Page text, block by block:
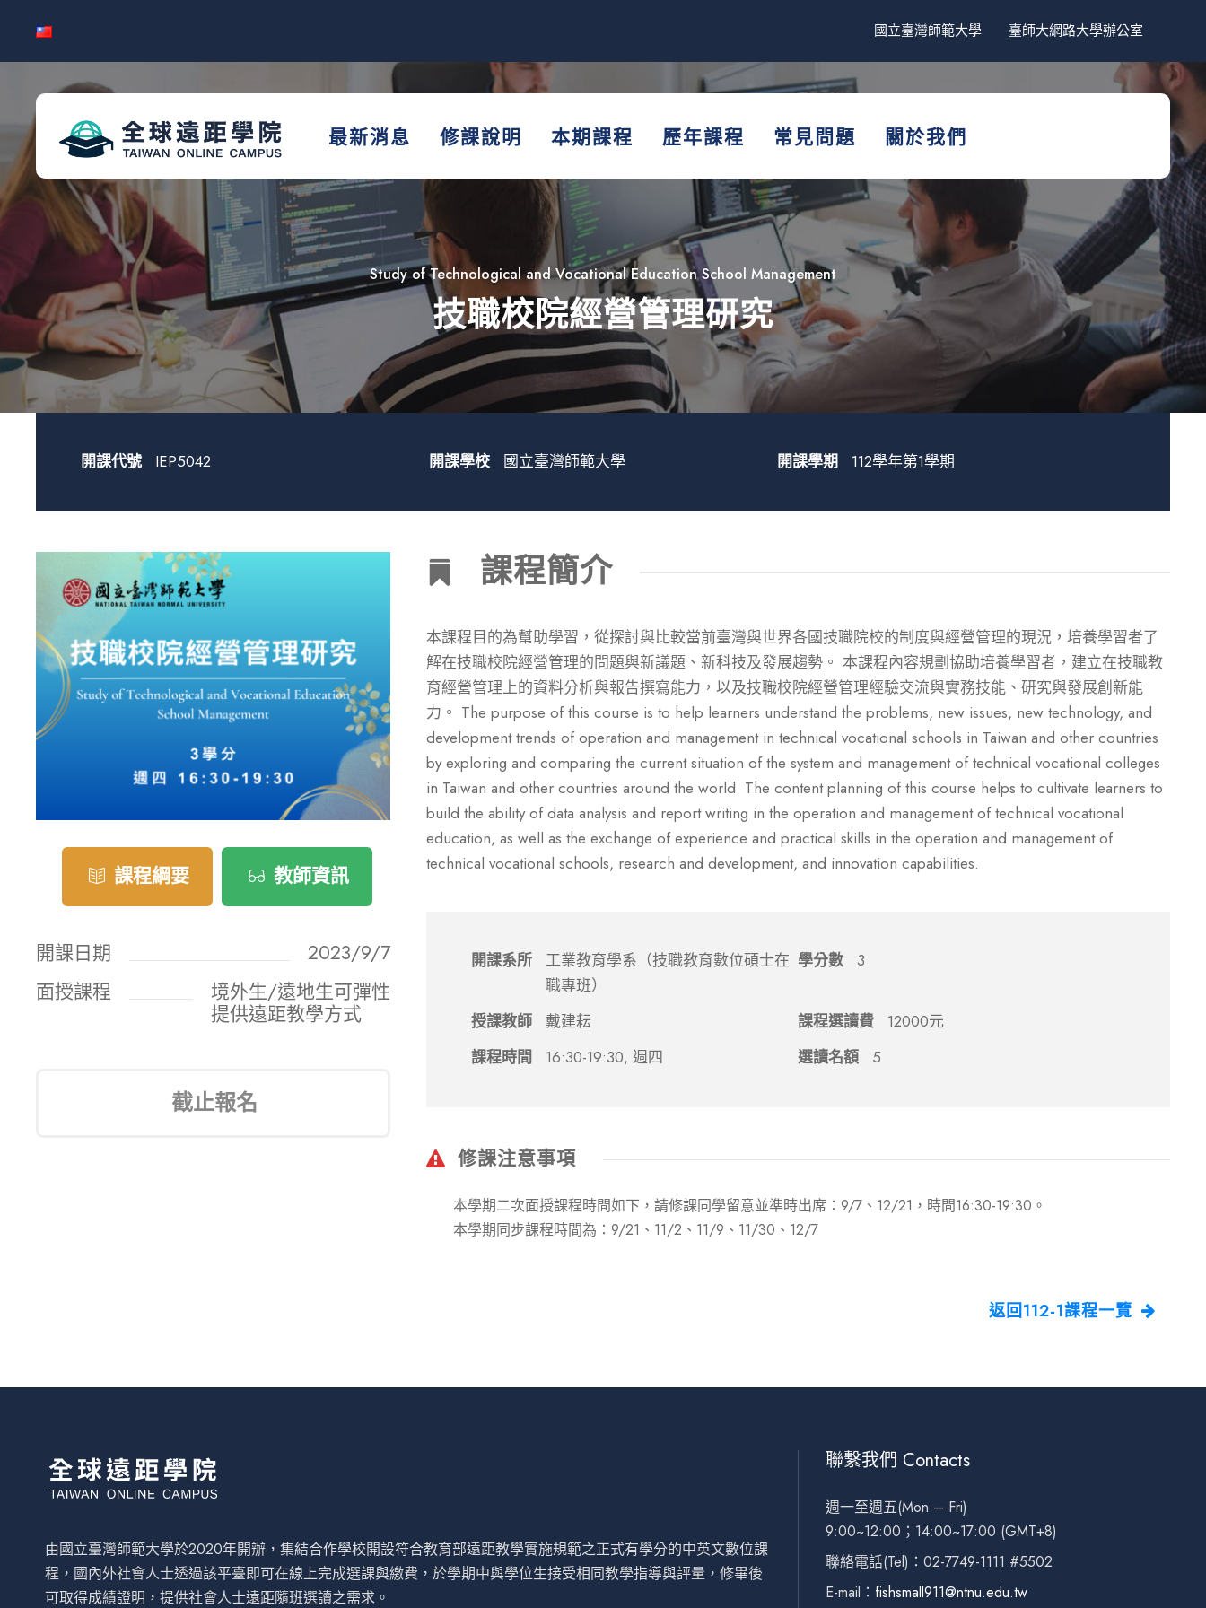
國立臺灣師範大學 臺師大網路大學辦公室
最新消息 修課說明 本期課程 歷年課程 常見問題 關於我們
Study of Technological and Vocational Education School Management
技職校院經營管理研究
開課代號 IEP5042 開課學校 國立臺灣師範大學 開課學期 112學年第1學期
課程綱要 教師資訊
開課日期
2023/9/7
面授課程
境外生/遠地生可彈性
提供遠距教學方式
截止報名
課程簡介
本課程目的為幫助學習，從探討與比較當前臺灣與世界各國技職院校的制度與經營管理的現況，培養學習者了
解在技職校院經營管理的問題與新議題、新科技及發展趨勢。 本課程內容規劃協助培養學習者，建立在技職教
育經營管理上的資料分析與報告撰寫能力，以及技職校院經營管理經驗交流與實務技能、研究與發展創新能
力。 The purpose of this course is to help learners understand the problems, new issues, new technology, and
development trends of operation and management in technical vocational schools in Taiwan and other countries
by exploring and comparing the current situation of the system and management of technical vocational colleges
in Taiwan and other countries around the world. The content planning of this course helps to cultivate learners to
build the ability of data analysis and report writing in the operation and management of technical vocational
education, as well as the exchange of experience and practical skills in the operation and management of
technical vocational schools, research and development, and innovation capabilities.
開課系所
工業教育學系（技職教育數位碩士在
職專班）
學分數 3
授課教師 戴建耘 課程選讀費
12000元
課程時間
16:30-19:30, 週四 選讀名額 5
修課注意事項
本學期二次面授課程時間如下，請修課同學留意並準時出席：9/7、12/21，時間16:30-19:30。
本學期同步課程時間為：9/21、11/2、11/9、11/30、12/7
返回112-1課程一覽
由國立臺灣師範大學於2020年開辦，集結合作學校開設符合教育部遠距教學實施規範之正式有學分的中英文數位課
程，國內外社會人士透過該平臺即可在線上完成選課與繳費，於學期中與學位生接受相同教學指導與評量，修畢後
可取得成績證明，提供社會人士遠距隨班選讀之需求。
聯繫我們 Contacts
週一至週五(Mon – Fri)
9:00~12:00；14:00~17:00 (GMT+8)
聯絡電話(Tel)：02-7749-1111 #5502
E-mail： fishsmall911@ntnu.edu.tw